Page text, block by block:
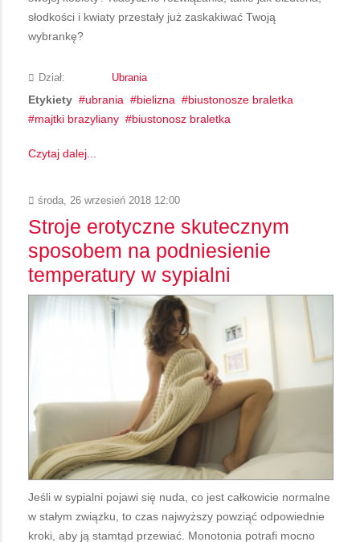
słodkości i kwiaty przestały już zaskakiwać Twoją
wybrankę?
Dział: Ubrania
Etykiety ubrania bielizna
biustonosze braletka
majtki brazyliany
biustonosz braletka
Czytaj dalej...
środa, 26 wrzesień 2018 12:00
Stroje erotyczne skutecznym
sposobem na podniesienie
temperatury w sypialni
Jeśli w sypialni pojawi się nuda, co jest całkowicie normalne
w stałym związku, to czas najwyższy powziąć odpowiednie
kroki, aby ją stamtąd przewiać. Monotonia potrafi mocno